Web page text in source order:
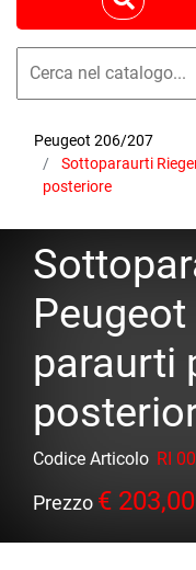
Peugeot 206/207
Sottoparaurti
posteriore
paraurti
Codice Articolo RI
Prezzo € 203,00